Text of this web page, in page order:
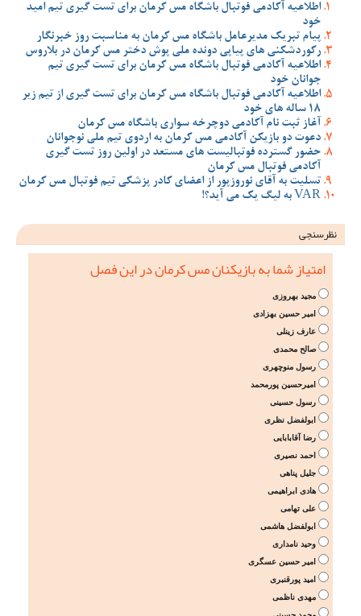
اطلاعیه آکادمی فوتبال باشگاه مس کرمان برای تست گیری تیم امید
خود
پیام تبریک مدیرعامل باشگاه مس کرمان به مناسبت روز خبرنگار
رکوردشکنی های پیاپی دونده ملی پوش دختر مس کرمان در بلاروس
اطلاعیه آکادمی فوتبال باشگاه مس کرمان برای تست گیری تیم
جوانان خود
اطلاعیه آکادمی فوتبال باشگاه مس کرمان برای تست گیری از تیم زیر
18 ساله های خود
آغاز ثبت نام آکادمی دوچرخه سواری باشگاه مس کرمان
دعوت دو بازیکن آکادمی مس کرمان به اردوی تیم ملی نوجوانان
حضور گسترده فوتبالیست های مستعد در اولین روز تست گیری
آکادمی فوتبال مس کرمان
تسلیت به آقای نوروزپور از اعضای کادر پزشکی تیم فوتبال مس کرمان
VAR به لیگ یک می آید؟!
نظرسنجی
امتیاز شما به بازیکنان مس کرمان در این فصل
مجید بهروزی
امیر حسین بهزادی
عارف زینلی
صالح محمدی
رسول منوچهری
امیرحسین پورمحمد
رسول حسینی
ابولفضل نظری
رضا آقابابایی
احمد نصیری
جلیل پناهی
هادی ابراهیمی
علی تهامی
ابولفضل هاشمی
وحید نامداری
امیر حسین عسگری
امید پورقنبری
مهدی ناظمی